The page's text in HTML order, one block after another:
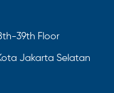
39th Floor
Jakarta Selatan